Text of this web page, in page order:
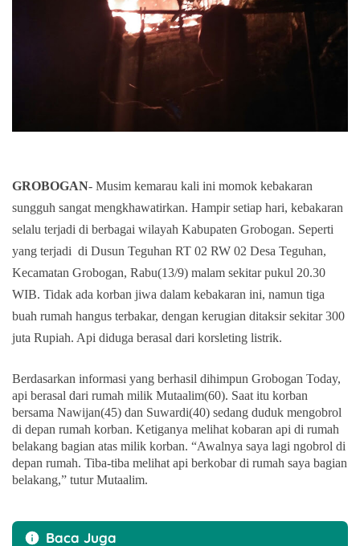
GROBOGAN- Musim kemarau kali ini momok kebakaran
sungguh sangat mengkhawatirkan. Hampir setiap hari, kebakaran
selalu terjadi di berbagai wilayah Kabupaten Grobogan. Seperti
yang terjadi di Dusun Teguhan RT 02 RW 02 Desa Teguhan,
Kecamatan Grobogan, Rabu(13/9) malam sekitar pukul 20.30
WIB. Tidak ada korban jiwa dalam kebakaran ini, namun tiga
buah rumah hangus terbakar, dengan kerugian ditaksir sekitar 300
juta Rupiah. Api diduga berasal dari korsleting listrik.
Berdasarkan informasi yang berhasil dihimpun Grobogan Today,
api berasal dari rumah milik Mutaalim(60). Saat itu korban
bersama Nawijan(45) dan Suwardi(40) sedang duduk mengobrol
di depan rumah korban. Ketiganya melihat kobaran api di rumah
belakang bagian atas milik korban. “Awalnya saya lagi ngobrol di
depan rumah. Tiba-tiba melihat api berkobar di rumah saya bagian
belakang,” tutur Mutaalim.
Baca Juga